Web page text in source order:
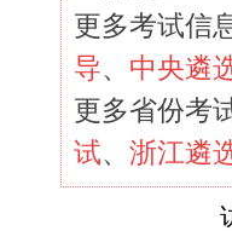
更多考试信
导、 中央遴
更多省份考
试、 浙江遴